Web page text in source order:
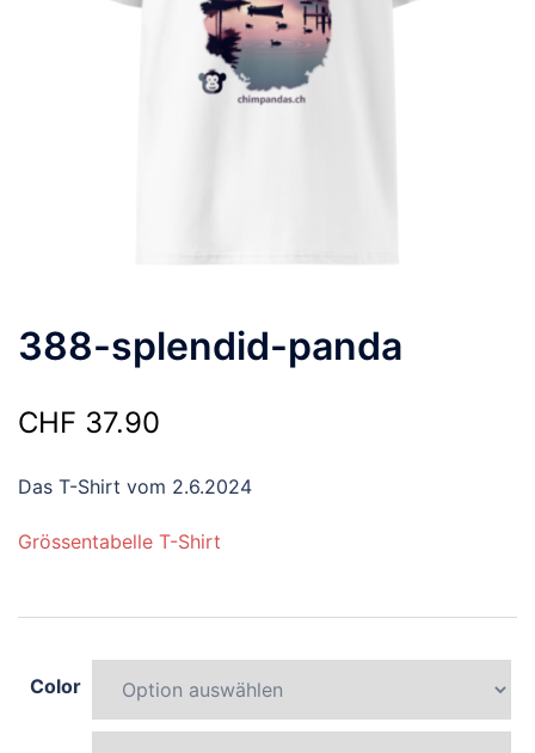
388-splendid-panda
CHF 37.90
Das T-Shirt vom 2.6.2024
Grössentabelle T-Shirt
Color